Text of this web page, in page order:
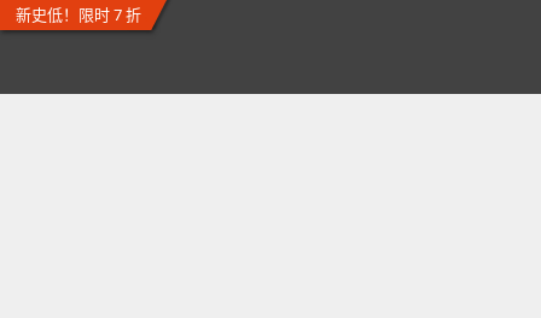
新史低！限时 7 折